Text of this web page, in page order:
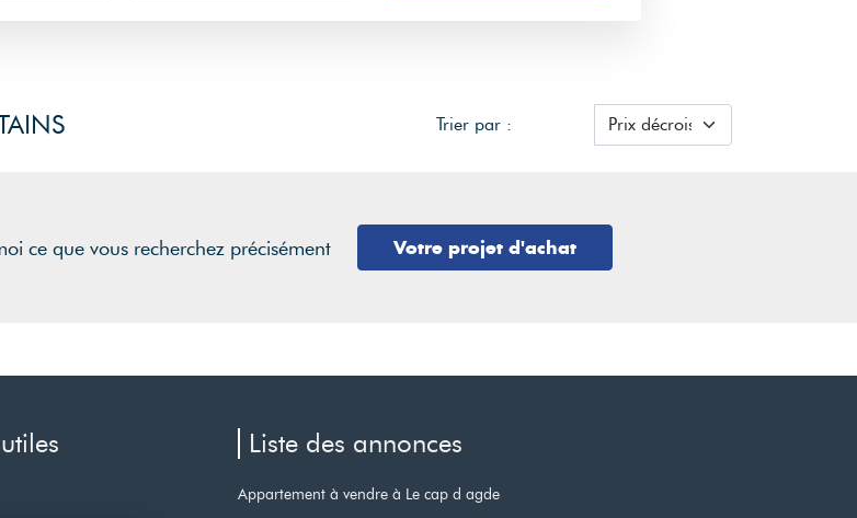
Trier par :
ce que vous recherchez précisément Votre projet d'achat
Liste des annonces
Appartement à vendre à Le cap d agde